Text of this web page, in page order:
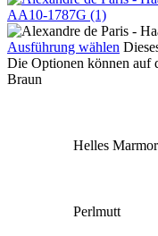
Ausführung wählen
Die Optionen können auf
Braun
Helles Marmor
Perlmutt